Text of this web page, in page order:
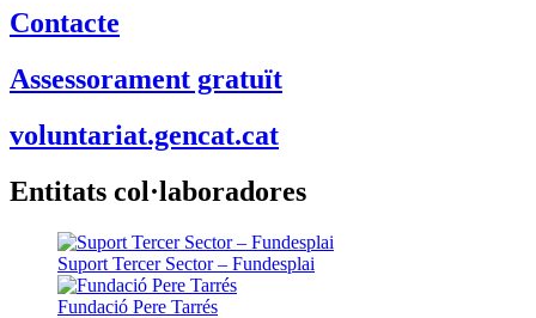
Contacte
Assessorament gratuït
voluntariat.gencat.cat
Entitats col·laboradores
Suport Tercer Sector – Fundesplai
Fundació Pere Tarrés